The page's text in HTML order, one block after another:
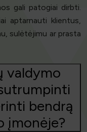
gali patogiai dirbti.
aptarnauti klientus,
sulėtėjimu ar prasta
valdymo
bendrą
įmonėje?